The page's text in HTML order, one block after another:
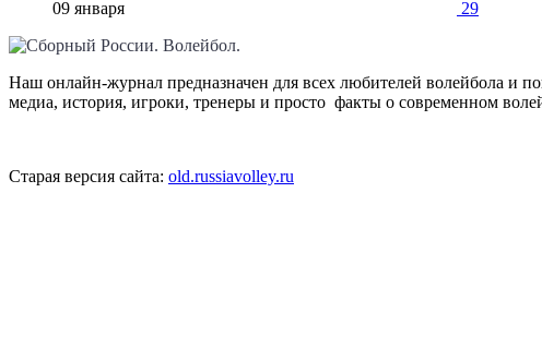
09 января 29
Наш онлайн-журнал предназначен для всех любителей волейбола и
медиа, история, игроки, тренеры и просто факты о современном
Старая версия сайта: old.russiavolley.ru